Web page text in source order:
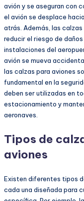
avión y se aseguran con
el avión se desplace
atrás. Además, las
reducir el riesgo de
instalaciones del
avión se mueva
las calzas para aviones
fundamental en la
deben ser utilizadas en
estacionamiento y
aeronaves.
Tipos de
aviones
Existen diferentes tipos
cada una diseñada para